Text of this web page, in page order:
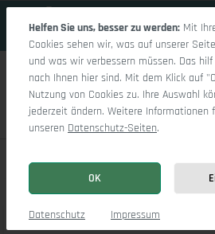
Marco LO Aho gr Medium R
Bildergalerie überspringen
Helfen Sie uns, besser zu werden: Mit
Cookies sehen wir, was auf unserer
und was wir verbessern müssen. Das
nach Ihnen hier sind. Mit dem Klick auf
Nutzung von Cookies zu. Ihre Auswahl
jederzeit ändern. Weitere Informationen
unseren Datenschutz-Seiten.
OK
Datenschutz Impressum